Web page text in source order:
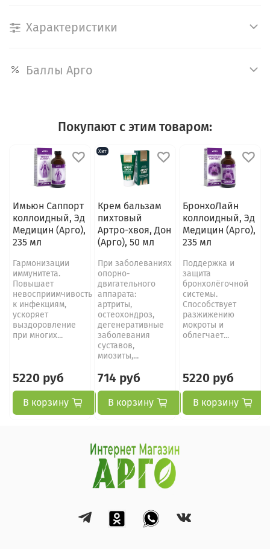
Характеристики
Баллы Арго
Покупают с этим товаром:
Имьюн Саппорт
коллоидный, Эд
Медицин (Арго),
235 мл
Гармонизации
иммунитета.
Повышает
невосприимчивость
к инфекциям,
ускоряет
выздоровление
при многих...
5220 руб
В корзину
Хит
Крем бальзам
пихтовый
Артро-хвоя, Дон
(Арго), 50 мл
При заболеваниях
опорно-
двигательного
аппарата:
артриты,
остеохондроз,
дегенеративные
заболевания
суставов,
миозиты,...
714 руб
В корзину
БронхоЛайн
коллоидный, Эд
Медицин (Арго),
235 мл
Поддержка и
защита
бронхолёгочной
системы.
Способствует
разжижению
мокроты и
облегчает...
5220 руб
В корзину